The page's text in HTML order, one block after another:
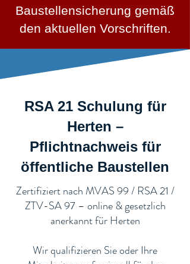
Baustellensicherung gemäß
den aktuellen Vorschriften.
RSA 21 Schulung für
Herten –
Pflichtnachweis für
öffentliche Baustellen​
​Zertifiziert nach MVAS 99 / RSA 21 /
ZTV-SA 97 – online & gesetzlich
anerkannt für Herten
Wir qualifizieren Sie oder Ihre